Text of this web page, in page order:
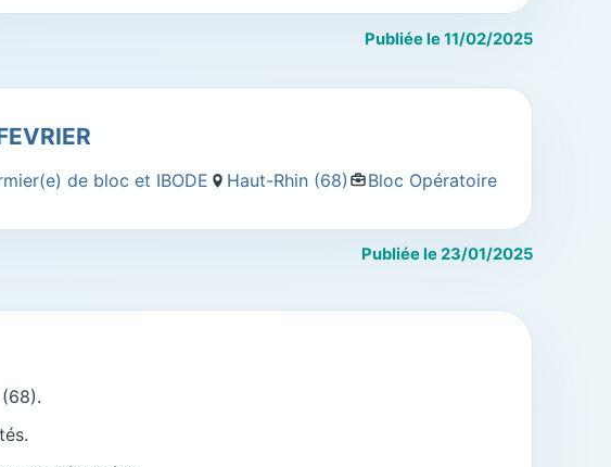
Publiée le 11/02/2025
de bloc et IBODE Haut-Rhin (68) Bloc Opératoire
Publiée le 23/01/2025